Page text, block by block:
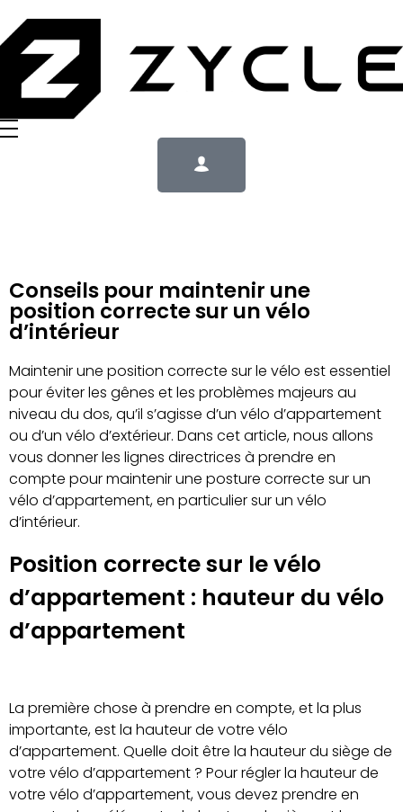
Conseils pour maintenir une
position correcte sur un vélo
d’intérieur
Maintenir une position correcte sur le vélo est essentiel
pour éviter les gênes et les problèmes majeurs au
niveau du dos, qu’il s’agisse d’un vélo d’appartement
ou d’un vélo d’extérieur. Dans cet article, nous allons
vous donner les lignes directrices à prendre en
compte pour maintenir une posture correcte sur un
vélo d’appartement, en particulier sur un vélo
d’intérieur.
Position correcte sur le vélo
d’appartement : hauteur du vélo
d’appartement
La première chose à prendre en compte, et la plus
importante, est la hauteur de votre vélo
d’appartement. Quelle doit être la hauteur du siège de
votre vélo d’appartement ? Pour régler la hauteur de
votre vélo d’appartement, vous devez prendre en